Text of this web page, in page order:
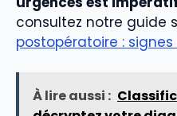
consultez notre guide
postopératoire :
À lire aussi :